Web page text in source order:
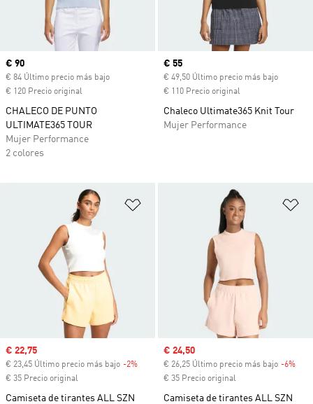
Precio actual
€ 90
€ 84 Último precio más bajo
€ 120 Precio original
CHALECO DE PUNTO
ULTIMATE365 TOUR
Mujer Performance
2 colores
Precio actual
€ 55
€ 49,50 Último precio más bajo
€ 110 Precio original
Chaleco Ultimate365 Knit Tour
Mujer Performance
Añadir a la lista de deseos
Precio de venta
€ 22,75
€ 23,45 Último precio más bajo -2% Descuento
€ 35 Precio original
Camiseta de tirantes ALL SZN
Precio de venta
€ 24,50
€ 26,25 Último precio más bajo -6%
€ 35 Precio original
Camiseta de tirantes ALL SZN